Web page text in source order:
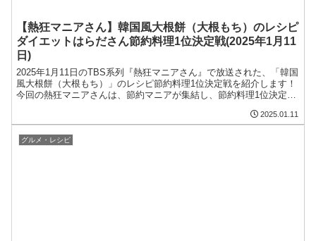
【熱狂マニアさん】韓国風大根餅（大根もち）のレシピ
ダイエットはらださん節約料理1位決定戦(2025年1月11
日)
2025年1月11日のTBS系列『熱狂マニアさん』で放送された、「韓国
風大根餅（大根もち）」のレシピ節約料理1位決定戦を紹介します！
今回の熱狂マニアさんは、節約マニアが集結し、節約料理1位決定戦
の記事では、「韓国風大根餅（大根もち）」のレシピ節約料理1位決
定戦をまとめます。まとめ今回の記事では、2025年1月11日のTBS系
列『熱狂マ...
2025.01.11
グルメ・レシピ